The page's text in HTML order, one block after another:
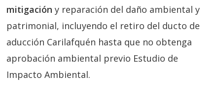
mitigación y reparación del daño ambiental y
patrimonial, incluyendo el retiro del ducto de
aducción Carilafquén hasta que no obtenga
aprobación ambiental previo Estudio de
Impacto Ambiental.